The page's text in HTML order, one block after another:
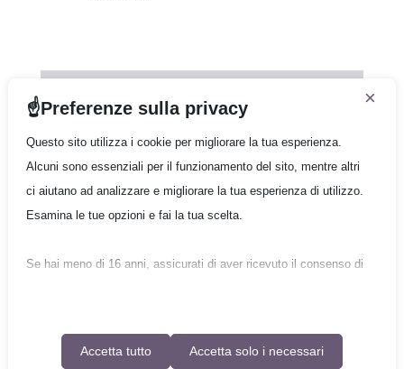
Compagnia
Infokit 1
Infokit 2
Infokit 3
Form/Quote
Gruppo Quantum
Copyright © 2026 Gruppo Quantum - Tutti i diritti
Preferenze sulla privacy ×
Questo sito utilizza i cookie per migliorare la tua esperienza.
Alcuni sono essenziali per il funzionamento del sito, mentre altri
ci aiutano ad analizzare e migliorare la tua esperienza di utilizzo.
Esamina le tue opzioni e fai la tua scelta.
Se hai meno di 16 anni, assicurati di aver ricevuto il consenso di
La tua privacy è importante per noi. Puoi regolare le impostazioni
Accetta tutto Accetta solo i necessari